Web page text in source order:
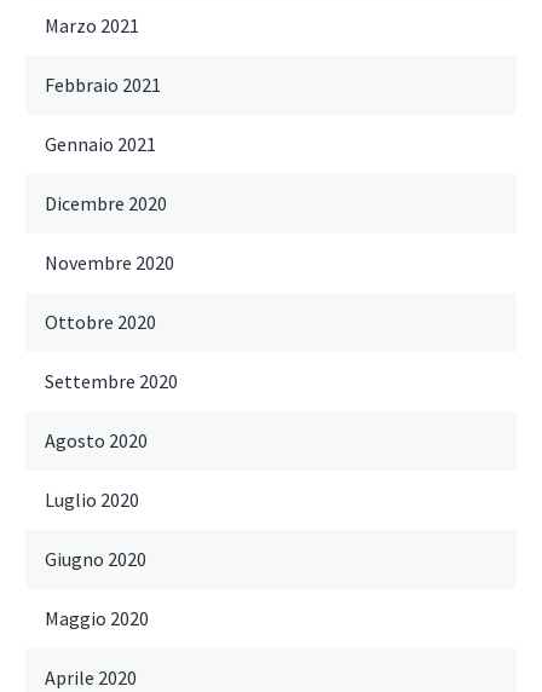
Marzo 2021
Febbraio 2021
Gennaio 2021
Dicembre 2020
Novembre 2020
Ottobre 2020
Settembre 2020
Agosto 2020
Luglio 2020
Giugno 2020
Maggio 2020
Aprile 2020